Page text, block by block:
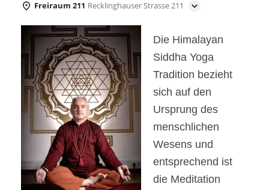
Freiraum 211 Recklinghauser Strasse 211
Die Himalayan
Siddha Yoga
Tradition bezieht
sich auf den
Ursprung des
menschlichen
Wesens und
entsprechend ist
die Meditation